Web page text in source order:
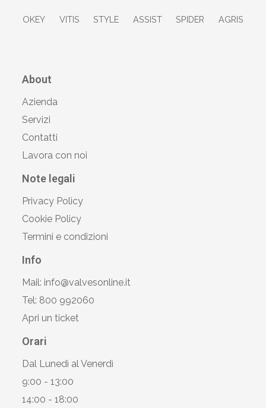
OKEY VITIS STYLE ASSIST SPIDER AGRIS
About
Azienda
Servizi
Contatti
Lavora con noi
Note legali
Privacy Policy
Cookie Policy
Termini e condizioni
Info
Mail: info@valvesonline.it
Tel: 800 992060
Apri un ticket
Orari
Dal Lunedì al Venerdì
9:00 - 13:00
14:00 - 18:00